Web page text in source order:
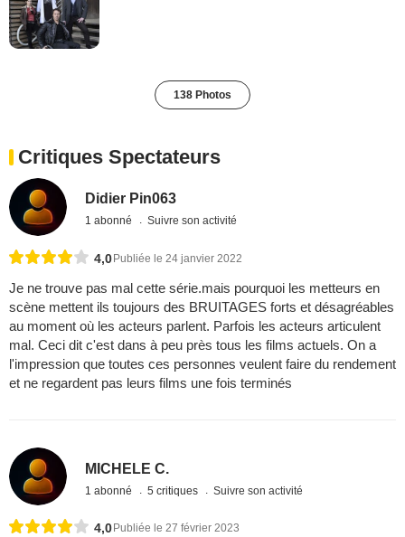
138 Photos
Critiques Spectateurs
Didier Pin063
1 abonné Suivre son activité
4,0 Publiée le 24 janvier 2022
Je ne trouve pas mal cette série.mais pourquoi les metteurs en
scène mettent ils toujours des BRUITAGES forts et désagréables
au moment où les acteurs parlent. Parfois les acteurs articulent
mal. Ceci dit c'est dans à peu près tous les films actuels. On a
l'impression que toutes ces personnes veulent faire du rendement
et ne regardent pas leurs films une fois terminés
MICHELE C.
1 abonné 5 critiques Suivre son activité
4,0 Publiée le 27 février 2023